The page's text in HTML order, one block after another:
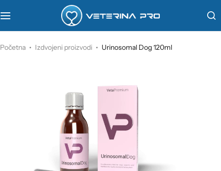
Početna Izdvojeni proizvodi Urinosomal Dog 120ml